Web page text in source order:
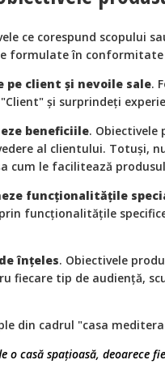
ce corespund scopului
formulate în conformitate
pe client și nevoile sale.
și surprindeți
beneficiile.
al clientului. Totuși,
cum le facilitează
funcționalitățile
funcționalitățile
înțeles. Obiectivele
fiecare tip de audiență,
din cadrul "casa
o casă spațioasă, deoarece